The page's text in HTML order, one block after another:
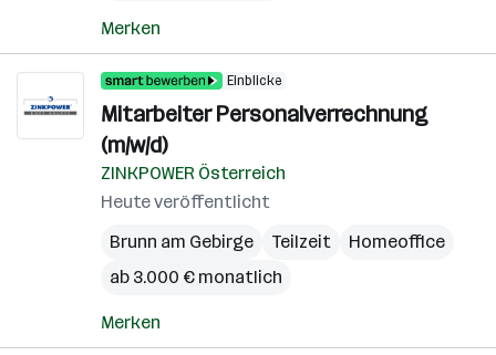
Merken
Einblicke
Mitarbeiter Personalverrechnung
(m/w/d)
ZINKPOWER Österreich
Heute veröffentlicht
Brunn am Gebirge
Teilzeit
Homeoffice
ab 3.000 € monatlich
Merken